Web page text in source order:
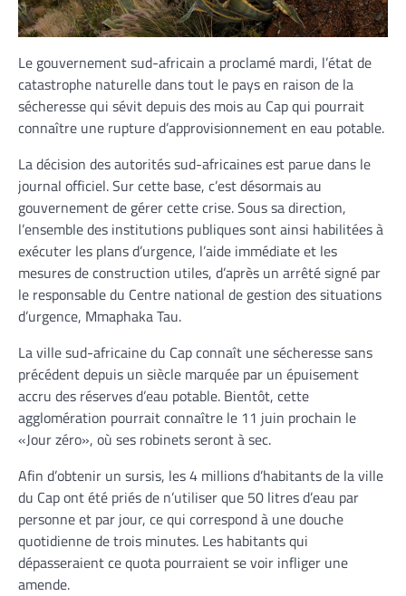
Le gouvernement sud-africain a proclamé mardi, l’état de
catastrophe naturelle dans tout le pays en raison de la
sécheresse qui sévit depuis des mois au Cap qui pourrait
connaître une rupture d’approvisionnement en eau potable.
La décision des autorités sud-africaines est parue dans le
journal officiel. Sur cette base, c’est désormais au
gouvernement de gérer cette crise. Sous sa direction,
l’ensemble des institutions publiques sont ainsi habilitées à
exécuter les plans d’urgence, l’aide immédiate et les
mesures de construction utiles, d’après un arrêté signé par
le responsable du Centre national de gestion des situations
d’urgence, Mmaphaka Tau.
La ville sud-africaine du Cap connaît une sécheresse sans
précédent depuis un siècle marquée par un épuisement
accru des réserves d’eau potable. Bientôt, cette
agglomération pourrait connaître le 11 juin prochain le
«Jour zéro», où ses robinets seront à sec.
Afin d’obtenir un sursis, les 4 millions d’habitants de la ville
du Cap ont été priés de n’utiliser que 50 litres d’eau par
personne et par jour, ce qui correspond à une douche
quotidienne de trois minutes. Les habitants qui
dépasseraient ce quota pourraient se voir infliger une
amende.